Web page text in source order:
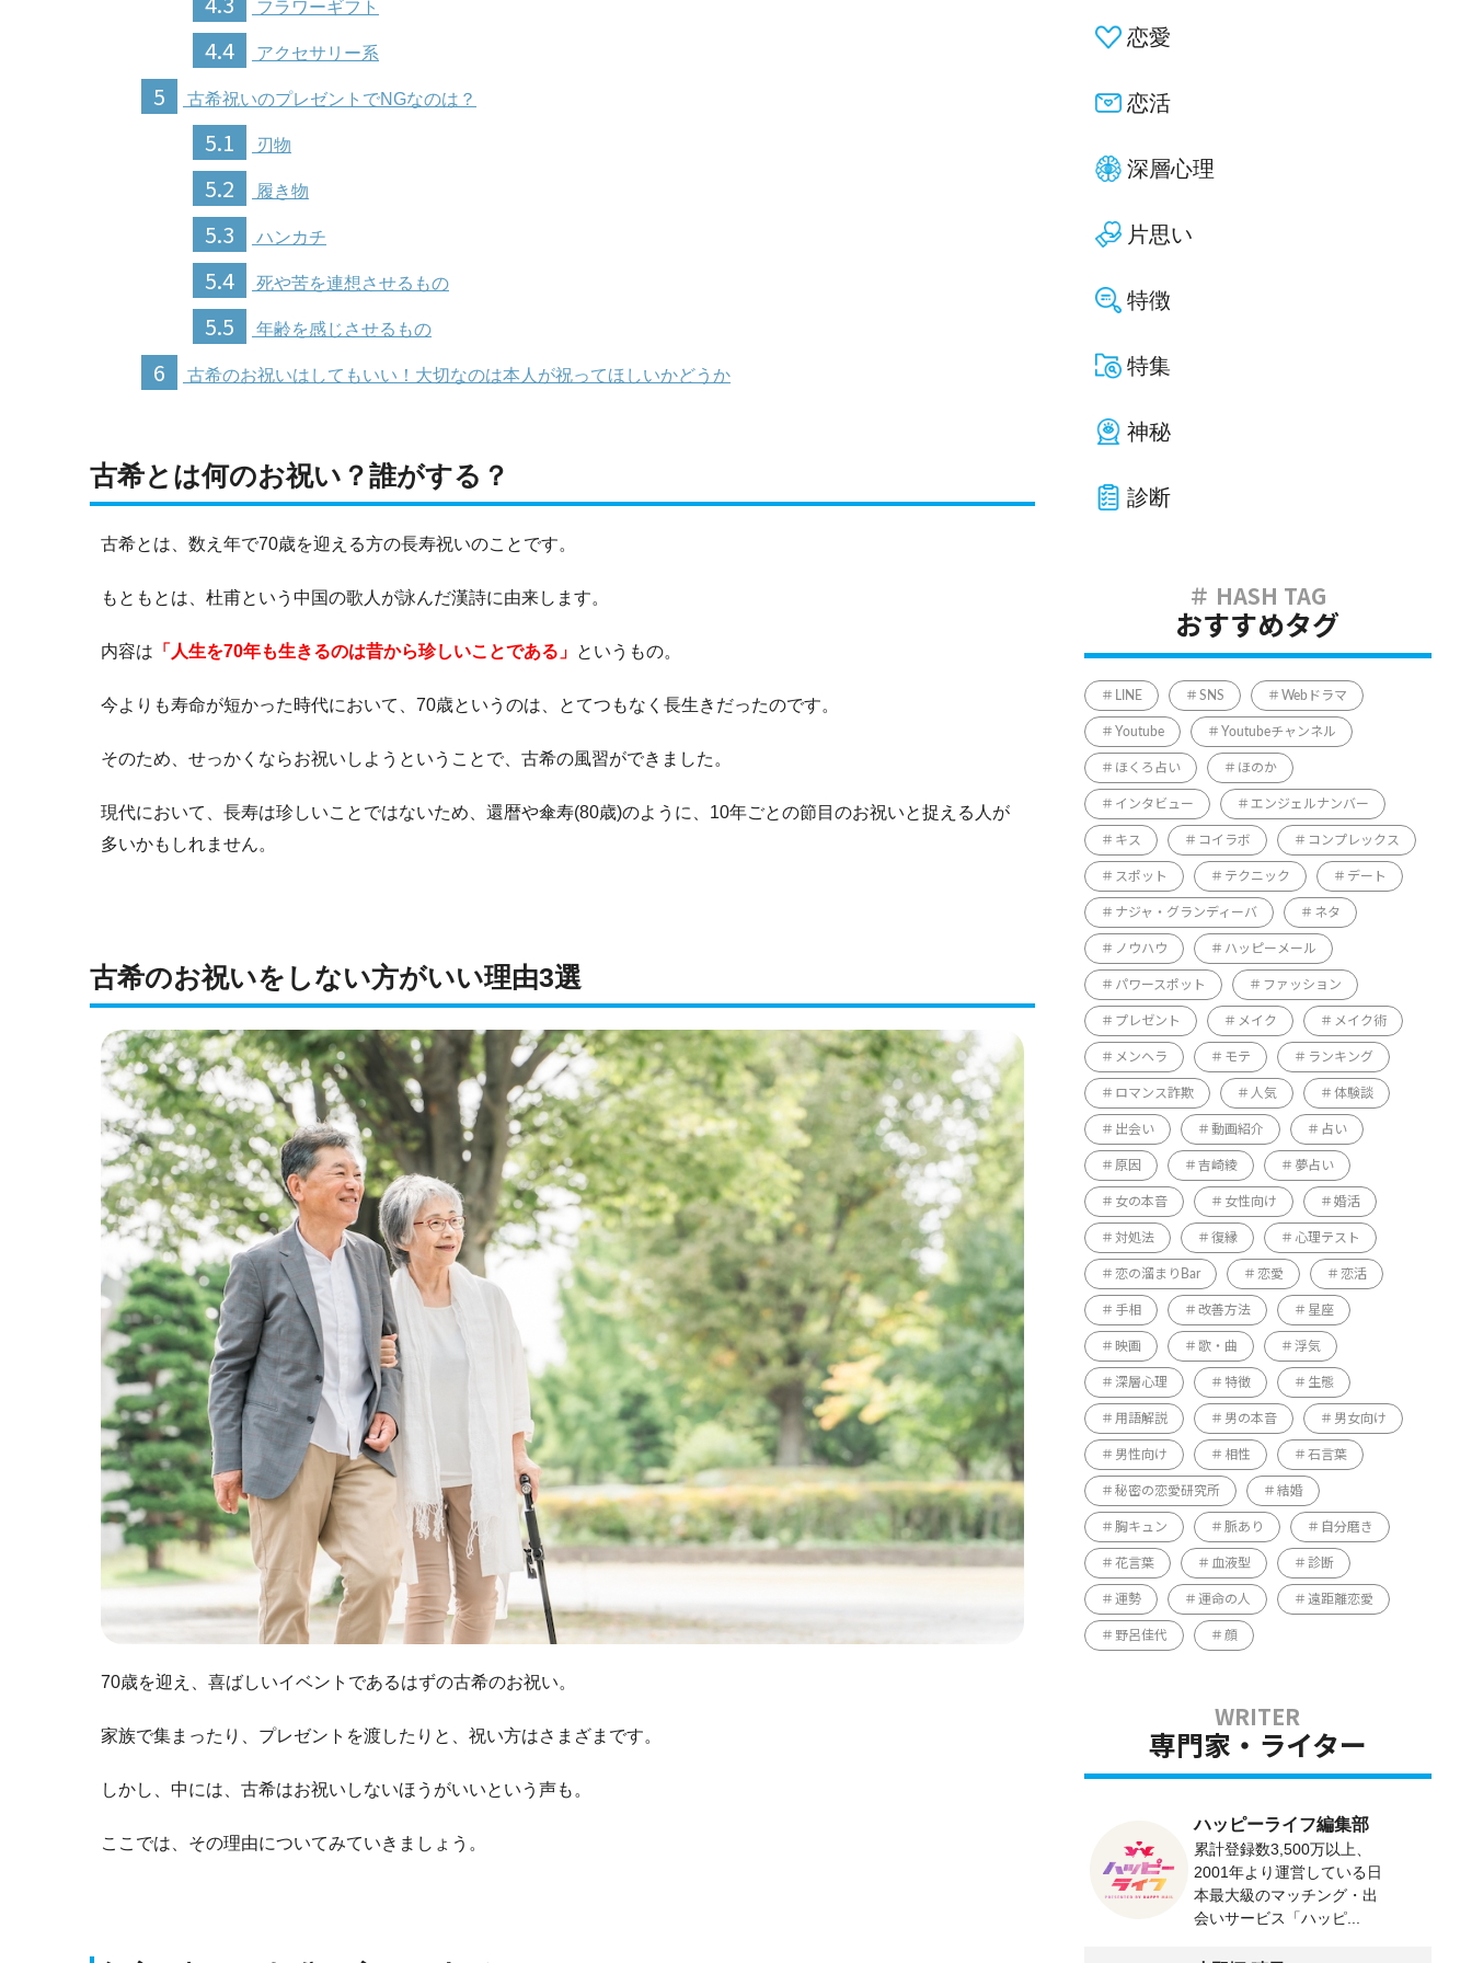
フラワーギフト
4.4 アクセサリー系
5 古希祝いのプレゼントでNGなのは？
5.1 刃物
5.2 履き物
5.3 ハンカチ
5.4 死や苦を連想させるもの
5.5 年齢を感じさせるもの
6 古希のお祝いはしてもいい！大切なのは本人が祝ってほしいかどうか
古希とは何のお祝い？誰がする？
古希とは、数え年で70歳を迎える方の長寿祝いのことです。
もともとは、杜甫という中国の歌人が詠んだ漢詩に由来します。
内容は 「人生を70年も生きるのは昔から珍しいことである」 というもの。
今よりも寿命が短かった時代において、70歳というのは、とてつもなく長生きだったのです。
そのため、せっかくならお祝いしようということで、古希の風習ができました。
現代において、長寿は珍しいことではないため、還暦や傘寿(80歳)のように、10年ごとの節目のお祝いと捉える人が
多いかもしれません。
古希のお祝いをしない方がいい理由3選
70歳を迎え、喜ばしいイベントであるはずの古希のお祝い。
家族で集まったり、プレゼントを渡したりと、祝い方はさまざまです。
しかし、中には、古希はお祝いしないほうがいいという声も。
ここでは、その理由についてみていきましょう。
恋愛
恋活
深層心理
片思い
特徴
特集
神秘
診断
おすすめタグ
LINE SNS Webドラマ
Youtube Youtubeチャンネル
ほくろ占い ほのか
インタビュー エンジェルナンバー
キス コイラボ コンプレックス
スポット テクニック デート
ナジャ・グランディーバ ネタ
ノウハウ ハッピーメール
パワースポット ファッション
プレゼント メイク メイク術
メンヘラ モテ ランキング
ロマンス詐欺 人気 体験談
出会い 動画紹介 占い
原因 吉崎綾 夢占い
女の本音 女性向け 婚活
対処法 復縁 心理テスト
恋の溜まりBar 恋愛 恋活
手相 改善方法 星座
映画 歌・曲 浮気
深層心理 特徴 生態
用語解説 男の本音 男女向け
男性向け 相性 石言葉
秘密の恋愛研究所 結婚
胸キュン 脈あり 自分磨き
花言葉 血液型 診断
運勢 運命の人 遠距離恋愛
野呂佳代 顔
専門家・ライター
ハッピーライフ編集部
累計登録数3,500万以上、
2001年より運営している日
本最大級のマッチング・出
会いサービス「ハッピ...